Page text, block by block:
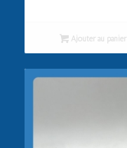
Ajouter au panier